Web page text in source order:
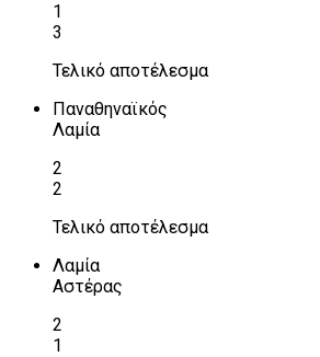
1
3
Τελικό αποτέλεσμα
Παναθηναϊκός
Λαμία
2
2
Τελικό αποτέλεσμα
Λαμία
Αστέρας
2
1